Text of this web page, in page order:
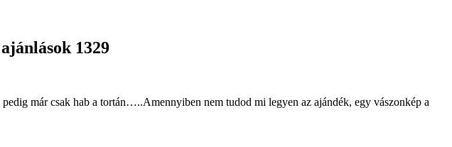
1329
már csak hab a tortán…..Amennyiben nem tudod mi legyen az ajándék, egy vászonkép a